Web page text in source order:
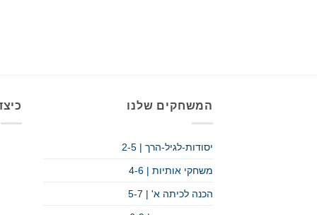
המשחקים שלנו
יסודות-לגיל-הרך | 2-5
משחקי אותיות | 4-6
הכנה לכיתה א' | 5-7